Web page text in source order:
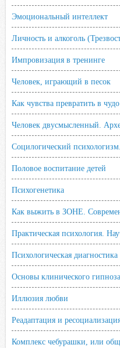
Эмоциональный интеллект
Личность и алкоголь
Импровизация в тренинге
Человек, играющий в песок
Как чувства превратить в
Человек двусмысленный.
Социлогический
Половое воспитание детей
Психогенетика
Как выжить в ЗОНЕ.
Практическая психология.
Психологическая диагностика
Основы клинического гипноза
Иллюзия любви
Реадаптация и
Комплекс чебурашки, или